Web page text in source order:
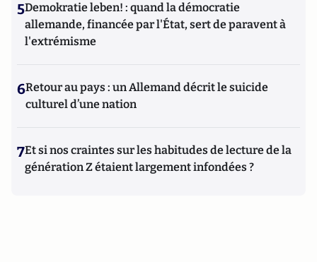
5Demokratie leben! : quand la démocratie
allemande, financée par l'État, sert de paravent à
l'extrémisme
6Retour au pays : un Allemand décrit le suicide
culturel d’une nation
7Et si nos craintes sur les habitudes de lecture de la
génération Z étaient largement infondées ?